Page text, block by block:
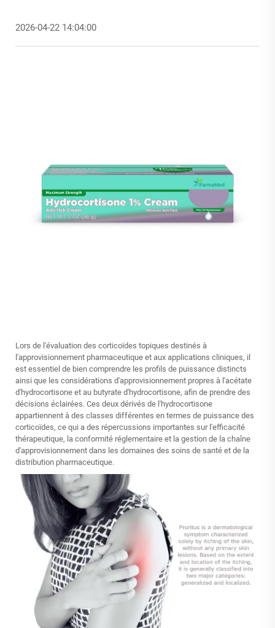
2026-04-22 14:04:00
Lors de l'évaluation des corticoïdes topiques destinés à
l'approvisionnement pharmaceutique et aux applications cliniques, il
est essentiel de bien comprendre les profils de puissance distincts
ainsi que les considérations d'approvisionnement propres à l'acétate
d'hydrocortisone et au butyrate d'hydrocortisone, afin de prendre des
décisions éclairées. Ces deux dérivés de l'hydrocortisone
appartiennent à des classes différentes en termes de puissance des
corticoïdes, ce qui a des répercussions importantes sur l'efficacité
thérapeutique, la conformité réglementaire et la gestion de la chaîne
d'approvisionnement dans les domaines des soins de santé et de la
distribution pharmaceutique.